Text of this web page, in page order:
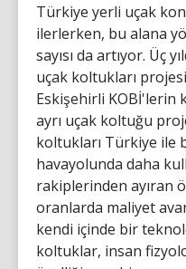
Türkiye yerli uçak
ilerlerken, bu alana
sayısı da artıyor. Üç
uçak koltukları
Eskişehirli KOBİ'lerin
ayrı uçak koltuğu
koltukları Türkiye ile
havayolunda daha
rakiplerinden ayıran
oranlarda maliyet
kendi içinde bir
koltuklar, insan